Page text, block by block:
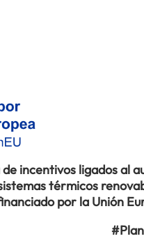
incentivos ligados al
térmicos
por la Unión